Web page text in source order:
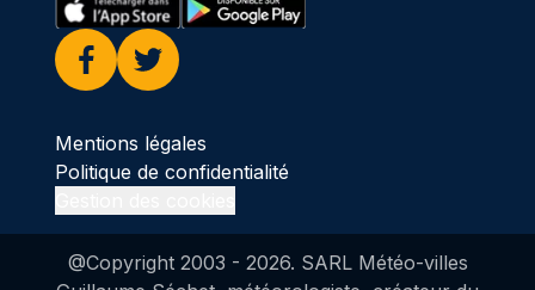
Facebook
Twitter
Mentions légales
Politique de confidentialité
@Copyright 2003 - 2026. SARL Météo-villes